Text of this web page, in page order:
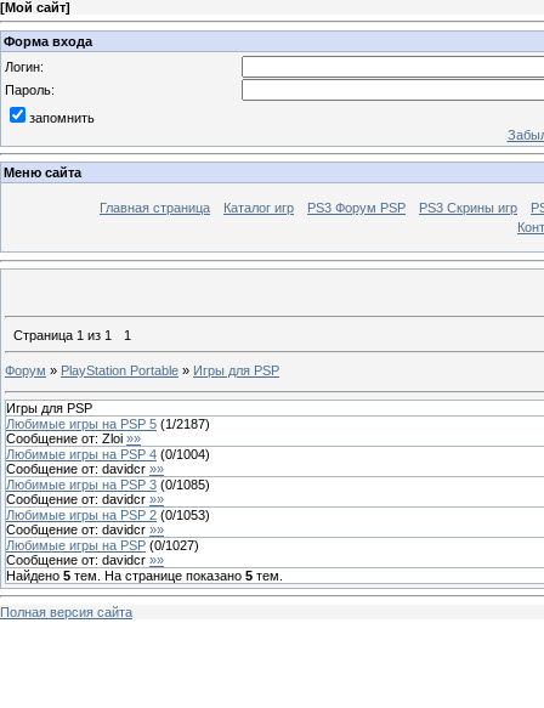
[Мой сайт]
Форма входа
Логин:
Пароль:
запомнить
Меню сайта
Главная страница Каталог игр PS3 Форум PSP PS3 Cкрины игр
Страница 1 из 1 1
Форум » PlayStation Portable » Игры для PSP
Игры для PSP
Любимые игры на PSP 5 (1/2187)
Сообщение от: Zloi »»
Любимые игры на PSP 4 (0/1004)
Сообщение от: davidcr »»
Любимые игры на PSP 3 (0/1085)
Сообщение от: davidcr »»
Любимые игры на PSP 2 (0/1053)
Сообщение от: davidcr »»
Любимые игры на PSP (0/1027)
Сообщение от: davidcr »»
Найдено 5 тем. На странице показано 5 тем.
Полная версия сайта